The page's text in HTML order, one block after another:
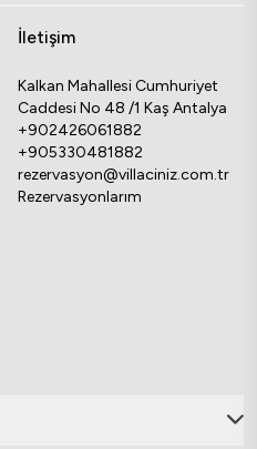
İletişim
Kalkan Mahallesi Cumhuriyet
Caddesi No 48 /1 Kaş Antalya
+902426061882
+905330481882
rezervasyon@villaciniz.com.tr
Rezervasyonlarım